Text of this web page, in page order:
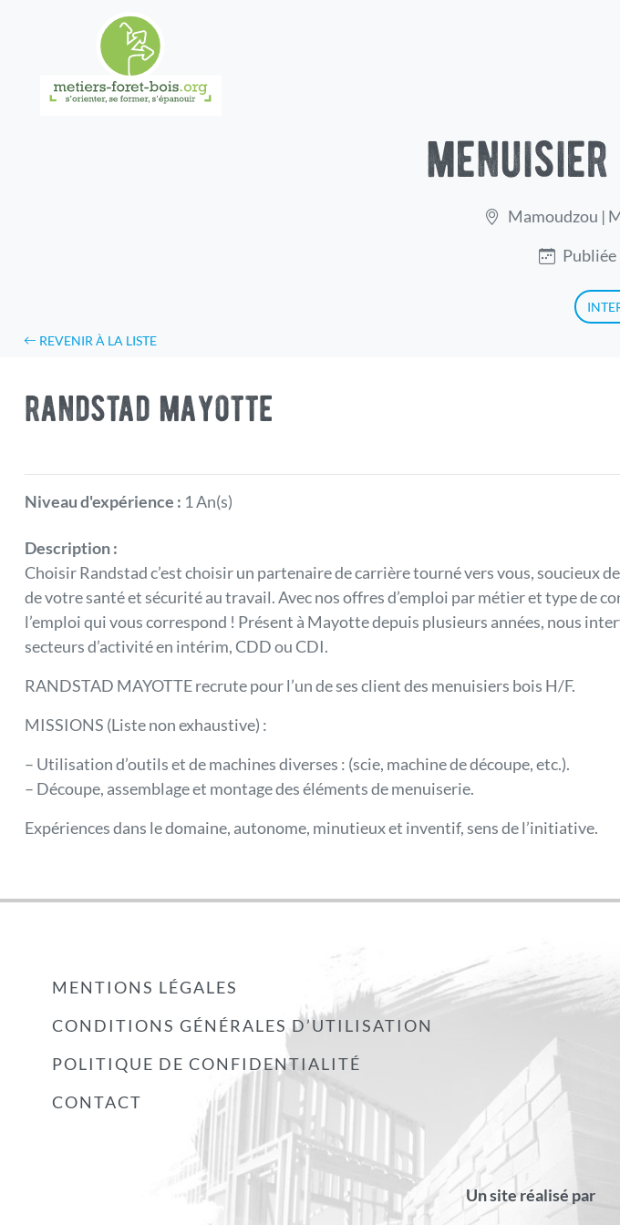
Mamoudzou |
Publiée
REVENIR À LA LISTE
randstad mayotte
Niveau d'expérience : 1 An(s)
Description :
Choisir Randstad c’est choisir un partenaire de carrière tourné vers vous, soucieux
de votre santé et sécurité au travail. Avec nos offres d’emploi par métier et type de
l’emploi qui vous correspond ! Présent à Mayotte depuis plusieurs années, nous
secteurs d’activité en intérim, CDD ou CDI.
RANDSTAD MAYOTTE recrute pour l’un de ses client des menuisiers bois H/F.
MISSIONS (Liste non exhaustive) :
– Utilisation d’outils et de machines diverses : (scie, machine de découpe, etc.).
– Découpe, assemblage et montage des éléments de menuiserie.
Expériences dans le domaine, autonome, minutieux et inventif, sens de l’initiative.
MENTIONS LÉGALES
CONDITIONS GÉNÉRALES D’UTILISATION
POLITIQUE DE CONFIDENTIALITÉ
CONTACT
Un site réalisé par